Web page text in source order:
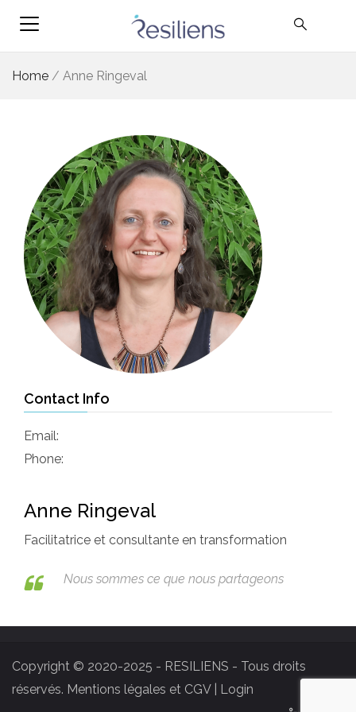
Home / Anne Ringeval
Contact Info
Email:
Phone:
Anne Ringeval
Facilitatrice et consultante en transformation
Nous sommes ce que nous partageons
Copyright © 2020-2025 - RESILIENS - Tous droits
réservés. Mentions légales et CGV| Login